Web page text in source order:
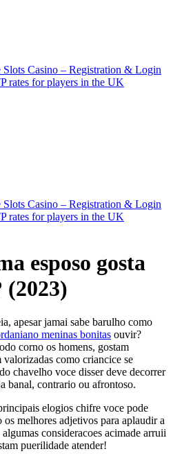
Casino – Registration & Login
rates for players in the UK
Casino – Registration & Login
rates for players in the UK
esposo gosta
(2023)
apesar jamai sabe barulho como
meninas bonitas ouvir?
corno os homens, gostam
como criancice se
chavelho voce disser deve decorrer
banal, contrario ou afrontoso.
elogios chifre voce pode
os melhores adjetivos para aplaudir a
consideracoes acimade arruii
puerilidade atender!